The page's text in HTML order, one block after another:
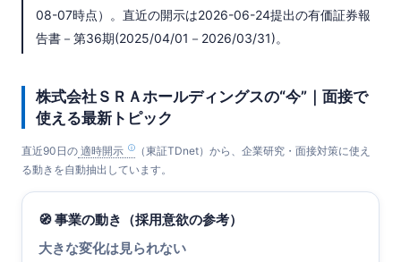
08-07時点）。直近の開示は2026-06-24提出の有価証券報
告書－第36期(2025/04/01－2026/03/31)。
株式会社ＳＲＡホールディングスの“今”｜面接で
使える最新トピック
直近90日の 適時開示
（東証TDnet）から、企業研究・面接対策に使え
る動きを自動抽出しています。
🧭 事業の動き（採用意欲の参考）
大きな変化は見られない